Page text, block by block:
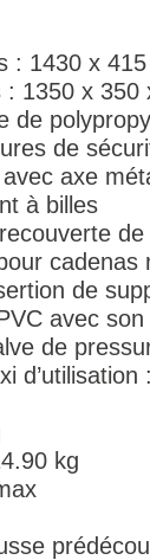
: 1430 x
1350 x 350
de
de
axe
à billes
de
avec
de
d’utilisation
kg